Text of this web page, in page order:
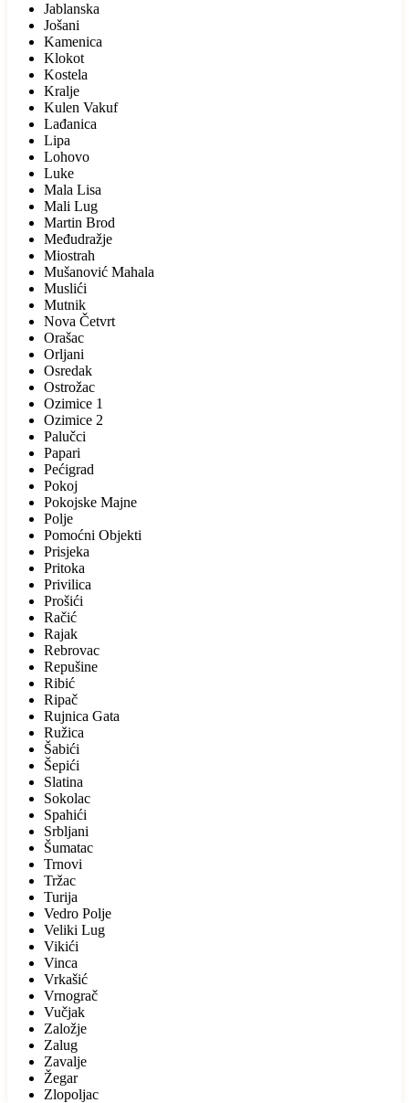
Jablanska
Jošani
Kamenica
Klokot
Kostela
Kralje
Kulen Vakuf
Lađanica
Lipa
Lohovo
Luke
Mala Lisa
Mali Lug
Martin Brod
Međudražje
Miostrah
Mušanović Mahala
Muslići
Mutnik
Nova Četvrt
Orašac
Orljani
Osredak
Ostrožac
Ozimice 1
Ozimice 2
Palučci
Papari
Pećigrad
Pokoj
Pokojske Majne
Polje
Pomoćni Objekti
Prisjeka
Pritoka
Privilica
Prošići
Račić
Rajak
Rebrovac
Repušine
Ribić
Ripač
Rujnica Gata
Ružica
Šabići
Šepići
Slatina
Sokolac
Spahići
Srbljani
Šumatac
Trnovi
Tržac
Turija
Vedro Polje
Veliki Lug
Vikići
Vinca
Vrkašić
Vrnograč
Vučjak
Založje
Zalug
Zavalje
Žegar
Zlopoljac